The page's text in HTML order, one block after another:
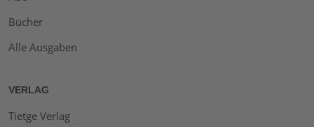
Bücher
Alle Ausgaben
VERLAG
Tietge Verlag